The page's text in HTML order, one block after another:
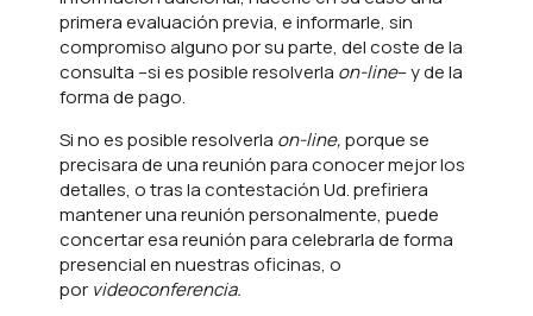
primera evaluación previa, e informarle, sin
compromiso alguno por su parte, del coste de la
consulta –si es posible resolverla on-line– y de la
forma de pago.
Si no es posible resolverla on-line,porque se
precisara de una reunión para conocer mejor los
detalles, o tras la contestación Ud. prefiriera
mantener una reunión personalmente, puede
concertar esa reunión para celebrarla de forma
presencial en nuestras oficinas, o
por videoconferencia.